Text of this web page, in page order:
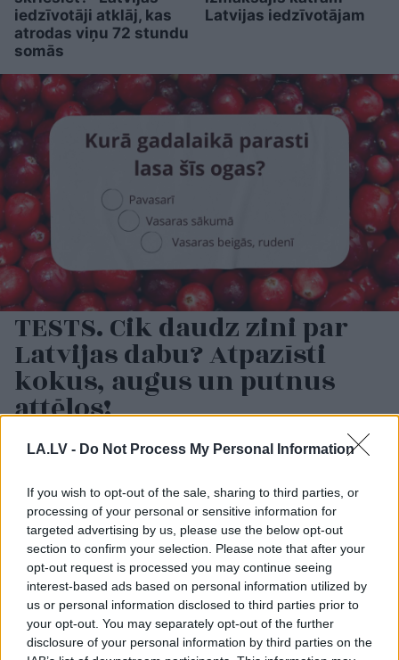
LA.LV - Do Not Process My Personal Information
If you wish to opt-out of the sale, sharing to third parties, or
processing of your personal or sensitive information for
targeted advertising by us, please use the below opt-out
section to confirm your selection. Please note that after your
opt-out request is processed you may continue seeing
interest-based ads based on personal information utilized by
us or personal information disclosed to third parties prior to
your opt-out. You may separately opt-out of the further
disclosure of your personal information by third parties on the
iedzīvotāji atklāj, kas
atrodas viņu 72 stundu
somās
Latvijas iedzīvotājam
TESTS. Cik daudz zini par
Latvijas dabu? Atpazīsti
kokus, augus un putnus
attēlos!
Vācijāvirs militārās
bāzes pamanīti
aizdomīgi droni
“Man pat neomulīgi
palika!” Sēņotāja mežā
uziet ļoti biedējošu